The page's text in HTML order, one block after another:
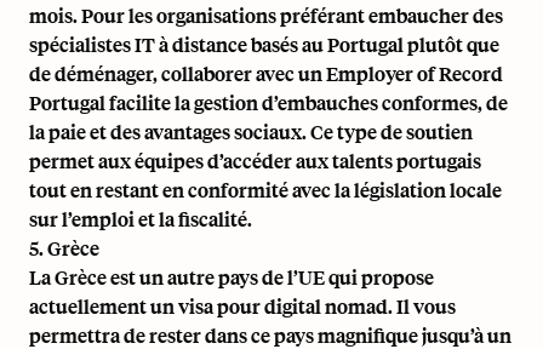
mois. Pour les organisations préférant embaucher des
spécialistes IT à distance basés au Portugal plutôt que
de déménager, collaborer avec unEmployer of Record
Portugalfacilite la gestion d’embauches conformes, de
la paie et des avantages sociaux. Ce type de soutien
permet aux équipes d’accéder aux talents portugais
tout en restant en conformité avec la législation locale
sur l’emploi et la fiscalité.
5. Grèce
La Grèce est un autre pays de l’UE qui propose
actuellement un visa pour digital nomad. Il vous
permettra de rester dans ce pays magnifique jusqu’à un